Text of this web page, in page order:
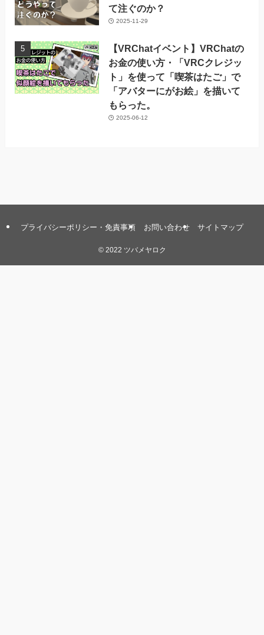
て注ぐのか？
2025-11-29
【VRChatイベント】VRChatの
お金の使い方・「VRCクレジッ
ト」を使って「喫茶はたご」で
「アバターにがお絵」を描いて
もらった。
2025-06-12
プライバシーポリシー・免責事項 お問い合わせ サイトマップ
©2022 ツバメヤロク